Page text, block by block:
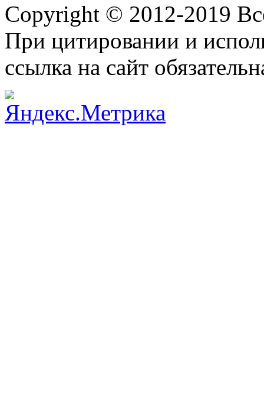
Copyright © 2012-2019
При цитировании и
ссылка на сайт